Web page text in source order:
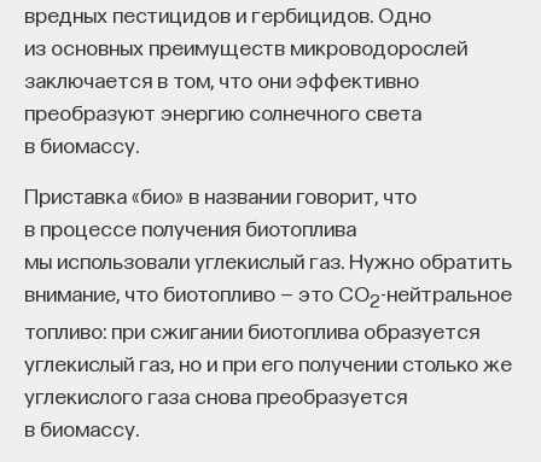
вредных пестицидов и гербицидов. Одно
из основных преимуществ микроводорослей
заключается в том, что они эффективно
преобразуют энергию солнечного света
в биомассу.
Приставка «био» в названии говорит, что
в процессе получения биотоплива
мы использовали углекислый газ. Нужно обратить
внимание, что биотопливо — это CO2-нейтральное
топливо: при сжигании биотоплива образуется
углекислый газ, но и при его получении столько же
углекислого газа снова преобразуется
в биомассу.
Образование работает дольше,
чем кажется
«Тема кажется простой: мы определяем цели,
работать. Но в реальности с целеполаганием все
намного сложнее. Проблема не только
во временном разрыве, когда результат должен
проявиться через несколько лет. Ключевой
эффект образования не раскрывается в тот
момент, когда выпускник выходит на работу, —
тогда все только начинается. Дальше человек
адаптируется и еще много лет пользуется тем,